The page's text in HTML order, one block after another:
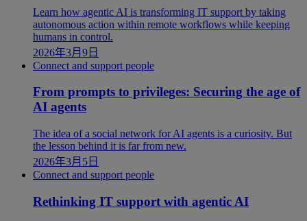
Learn how agentic AI is transforming IT support by taking
autonomous action within remote workflows while keeping
humans in control.
2026年3月9日
Connect and support people
From prompts to privileges: Securing the age of
AI agents
The idea of a social network for AI agents is a curiosity. But
the lesson behind it is far from new.
2026年3月5日
Connect and support people
Rethinking IT support with agentic AI